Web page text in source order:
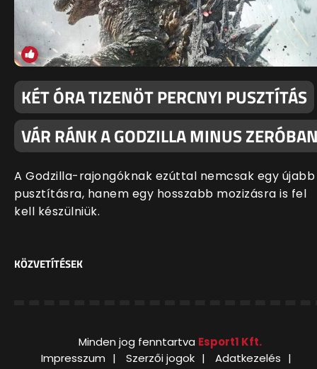
KÉT ÓRA TIZENÖT PERCNYI PUSZTÍTÁS
VÁR RÁNK A GODZILLA MINUS
A Godzilla-rajongóknak ezúttal nemcsak egy újabb
pusztításra, hanem egy hosszabb mozizásra is fel
kell készülniük.
KÖZVETÍTÉSEK
Minden jog fenntartva Esport1 Kft.
Impresszum
Szerzői jogok
Adatkezelés